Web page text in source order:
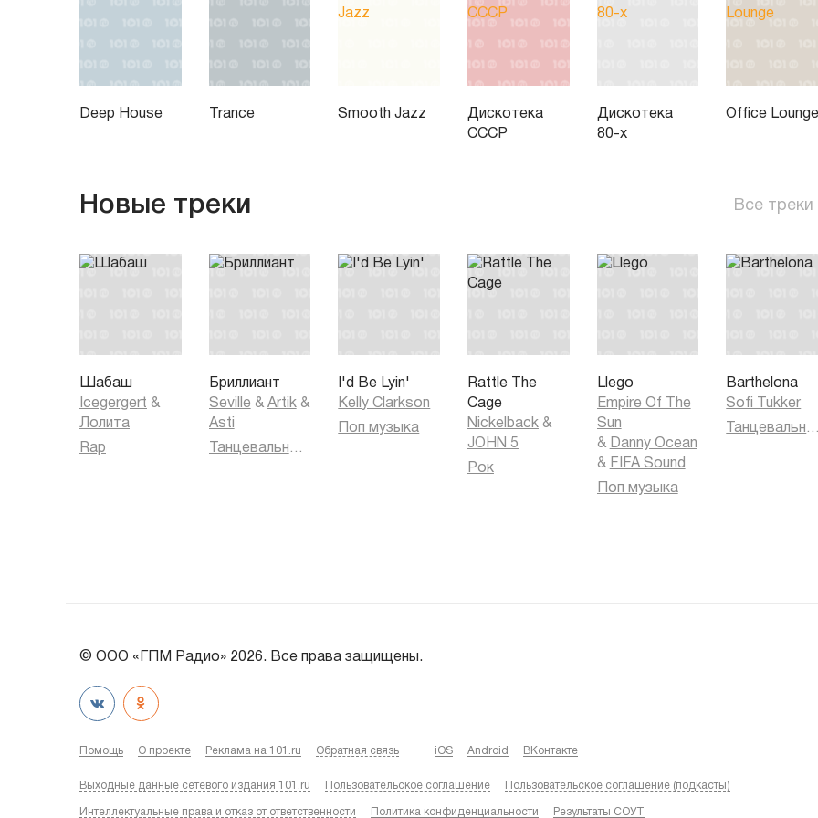
Deep House Trance Smooth Jazz
Дискотека
СССР
Дискотека
80-х
Office
Новые треки Все треки
Шабаш
Icegergert &
Лолита
Rap
Бриллиант
Seville & Artik &
Asti
I'd Be Lyin'
Kelly Clarkson
Поп музыка
Rattle The
Cage
Nickelback &
JOHN 5
Рок
Llego
Empire Of The
Sun
& Danny Ocean
& FIFA Sound
Поп музыка
Barthelona
Sofi Tukker
© ООО «ГПМ Радио» 2026. Все права защищены.
Помощь О проекте Реклама на 101.ru Обратная связь iOS Android ВКонтакте
Выходные данные сетевого издания 101.ru Пользовательское соглашение Пользовательское соглашение (подкасты)
Интеллектуальные права и отказ от ответственности Политика конфиденциальности Результаты СОУТ